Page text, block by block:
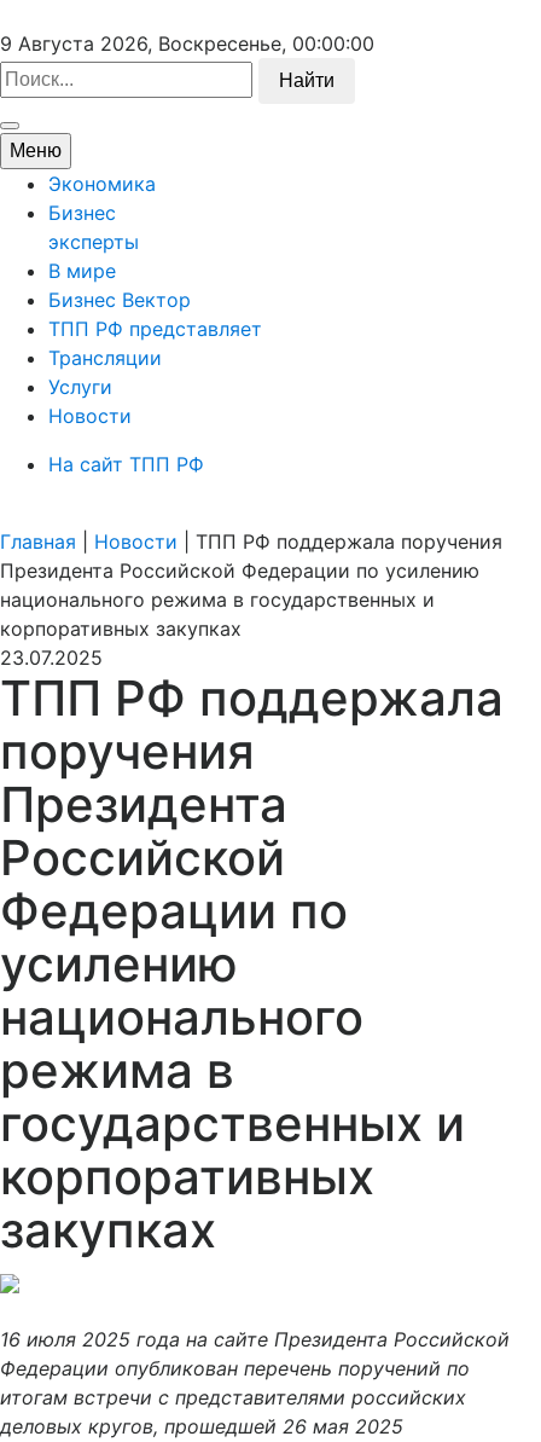
9 Августа 2026, Воскресенье, 00:00:00
Найти
Меню
Экономика
Бизнес
эксперты
В мире
Бизнес Вектор
ТПП РФ представляет
Трансляции
Услуги
Новости
На сайт ТПП РФ
Главная Новости
ТПП РФ поддержала поручения
Президента Российской Федерации по усилению
национального режима в государственных и
корпоративных закупках
23.07.2025
ТПП РФ поддержала
поручения
Президента
Российской
Федерации по
усилению
национального
режима в
государственных и
корпоративных
закупках
16 июля 2025 года на сайте Президента Российской
Федерации опубликован перечень поручений по
итогам встречи с представителями российских
деловых кругов, прошедшей 26 мая 2025